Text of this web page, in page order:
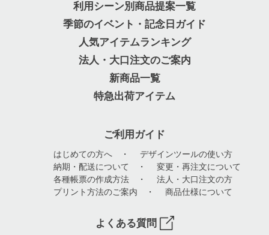
利用シーン別商品提案一覧
季節のイベント・記念日ガイド
人気アイテムランキング
法人・大口注文のご案内
新商品一覧
特急出荷アイテム
ご利用ガイド
はじめての方へ ・ デザインツールの使い方
納期・配送について
・ 変更・再注文について
各種帳票の作成方法 ・ 法人・大口注文の方
プリント方法のご案内 ・ 商品仕様について
よくある質問